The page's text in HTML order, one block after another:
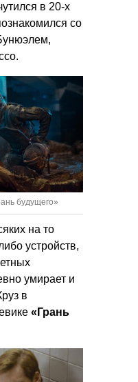
в 20-х
со
будущего»
на то
устройств,
умирает и
в
«Грань